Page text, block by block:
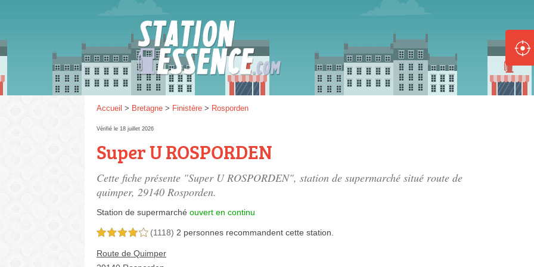
Accueil > Bretagne > Finistère > Rosporden
Vérifié le 18 juillet 2026
Super U ROSPORDEN
Cette fiche présente "Super U ROSPORDEN", station de supermarché situé route de
quimper, 29140 Rosporden.
Station de supermarché ouvert en continu
4,0 étoiles sur 5 (1118) 2 personnes recommandent cette station.
Route de Quimper
Gazole :
Disponible Épuisé
SP 98 :
SP 95 :
Disponible Épuisé